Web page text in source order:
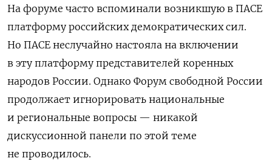
На форуме часто вспоминали возникшую в ПАСЕ
платформу российских демократических сил.
Но ПАСЕ неслучайно настояла на включении
в эту платформу представителей коренных
народов России. Однако Форум свободной России
продолжает игнорировать национальные
и региональные вопросы — никакой
дискуссионной панели по этой теме
не проводилось.